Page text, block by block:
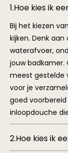
jouw badkamer.
voor je
goed
inloopdouche
2.Hoe kies ik
3.Hoe kies ik
4.Hoe kies ik